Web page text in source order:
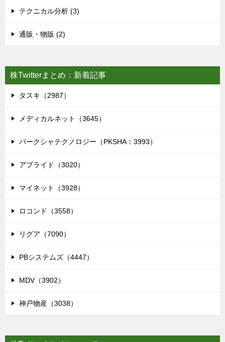
テクニカル分析 (3)
通販・物販 (2)
株Twitterまとめ：新着記事
タスキ（2987）
メディカルネット（3645）
パークシャテクノロジー（PKSHA：3993）
アプライド（3020）
マイネット（3928）
ロコンド（3558）
リグア（7090）
PBシステムズ（4447）
MDV（3902）
神戸物産（3038）